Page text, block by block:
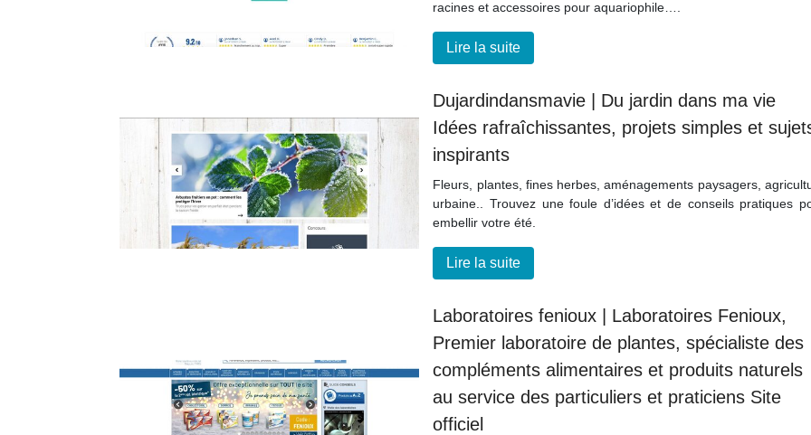
racines et accessoires pour aquariophile….
Lire la suite
Dujar­din­dansma­vie | Du jardin dans ma vie
Idées rafraîchis­san­tes, projets simples et
inspirants
Fleurs, plantes, fines herbes, aménagements paysagers,
urbaine.. Trouvez une foule d’idées et de conseils pratiques
embellir votre été.
Lire la suite
Laboratoi­res fenioux | Laboratoi­res Fenioux,
Premier laboratoire de plantes, spécialiste des
compléments alimen­tai­res et produits naturels
au service des par­ticu­liers et praticiens Site
officiel